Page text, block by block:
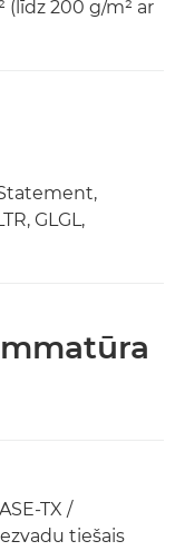
(līdz 200 g/m² ar
GLGL,
TX /
tiešais